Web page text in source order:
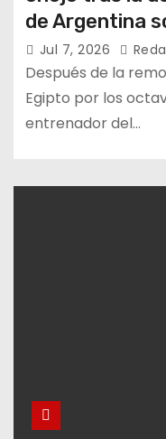
de Argentina
Jul 7, 2026
Después de la
Egipto por los
entrenador del…